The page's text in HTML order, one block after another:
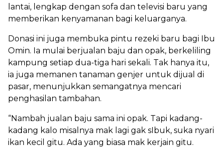
lantai, lengkap dengan sofa dan televisi baru yang
memberikan kenyamanan bagi keluarganya.
Donasi ini juga membuka pintu rezeki baru bagi Ibu
Omin. Ia mulai berjualan baju dan opak, berkeliling
kampung setiap dua-tiga hari sekali. Tak hanya itu,
ia juga memanen tanaman genjer untuk dijual di
pasar, menunjukkan semangatnya mencari
penghasilan tambahan.
“Nambah jualan baju sama ini opak. Tapi kadang-
kadang kalo misalnya mak lagi gak sIbuk, suka nyari
ikan kecil gitu. Ada yang biasa mak kerjain gitu.